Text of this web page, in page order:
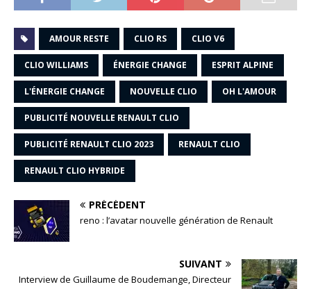
AMOUR RESTE CLIO RS CLIO V6
CLIO WILLIAMS ÉNERGIE CHANGE ESPRIT ALPINE
L'ÉNERGIE CHANGE NOUVELLE CLIO OH L'AMOUR
PUBLICITÉ NOUVELLE RENAULT CLIO
PUBLICITÉ RENAULT CLIO 2023 RENAULT CLIO
RENAULT CLIO HYBRIDE
PRÉCÉDENT
reno : l’avatar nouvelle génération de Renault
SUIVANT
Interview de Guillaume de Boudemange, Directeur